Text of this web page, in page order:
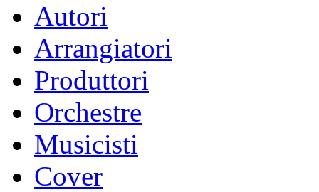
Autori
Arrangiatori
Produttori
Orchestre
Musicisti
Cover